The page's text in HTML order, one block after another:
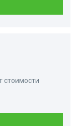
стоимости